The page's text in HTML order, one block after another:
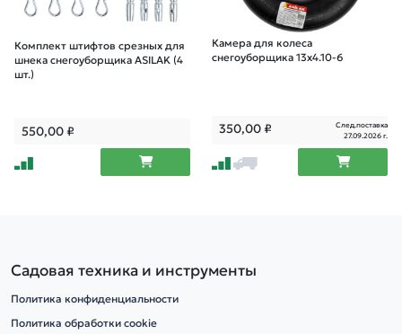
Комплект штифтов срезных для
шнека снегоуборщика ASILAK (4
шт.)
550,00₽
Камера для колеса
снегоуборщика 13х4.10-6
350,00₽
След.поставка
27.09.2026 г.
Садовая техника и инструменты
Политика конфиденциальности
Политика обработки cookie